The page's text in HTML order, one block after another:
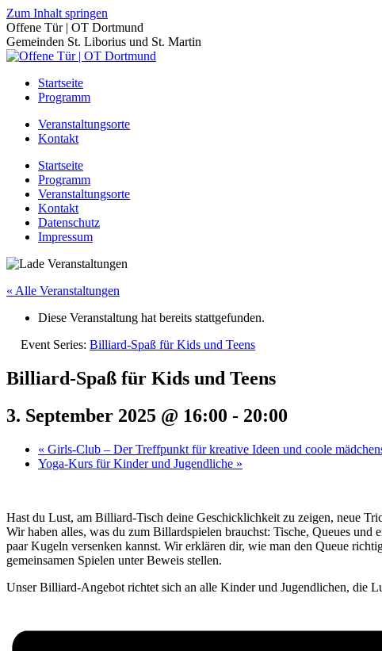
Zum Inhalt springen
Offene Tür | OT Dortmund
Gemeinden St. Liborius und St. Martin
Startseite
Programm
Veranstaltungsorte
Kontakt
Startseite
Programm
Veranstaltungsorte
Kontakt
Datenschutz
Impressum
« Alle Veranstaltungen
Diese Veranstaltung hat bereits stattgefunden.
Event Series: Billiard-Spaß für Kids und Teens
Billiard-Spaß für Kids und Teens
3. September 2025 @ 16:00 - 20:00
« Girls-Club – Der Treffpunkt für kreative Ideen und coole
Yoga-Kurs für Kinder und Jugendliche »
Hast du Lust, am Billiard-Tisch deine Geschicklichkeit zu zeigen, neue
Wir haben alles, was du zum Billardspielen brauchst: Tische, Queues und
paar Kugeln versenken kannst. Wir erklären dir, wie man den Queue
gemeinsamen Spielen unter Beweis stellen.
Unser Billiard-Angebot richtet sich an alle Kinder und Jugendlichen, die